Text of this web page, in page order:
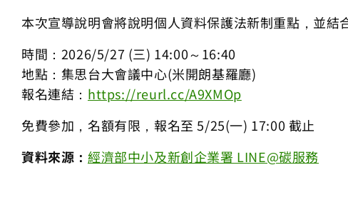
本次宣導說明會將說明個人資料保護法新制重點，並
時間：2026/5/27 (三) 14:00～16:40
地點：集思台大會議中心(米開朗基羅廳)
報名連結： https://reurl.cc/A9XMOp
免費參加，名額有限，報名至 5/25(一) 17:00 截止
資料來源： 經濟部中小及新創企業署 LINE@碳服務